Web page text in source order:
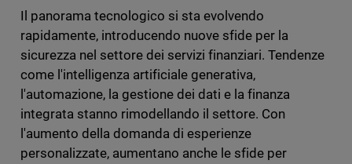
Il panorama tecnologico si sta evolvendo
rapidamente, introducendo nuove sfide per la
sicurezza nel settore dei servizi finanziari. Tendenze
come l'intelligenza artificiale generativa,
l'automazione, la gestione dei dati e la finanza
integrata stanno rimodellando il settore. Con
l'aumento della domanda di esperienze
personalizzate, aumentano anche le sfide per